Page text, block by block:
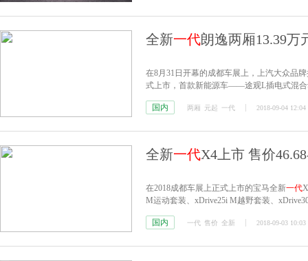
全新一代朗逸两厢13.39万
在8月31日开幕的成都车展上，上汽大众品
式上市，首款新能源车——途观L插电式混合
国内
两厢 元起 一代 2018-09-04 12:04
全新一代X4上市 售价
在2018成都车展上正式上市的宝马全新一代
M运动套装、xDrive25i M越野套装、
国内
一代 售价 全新 2018-09-03 10:03